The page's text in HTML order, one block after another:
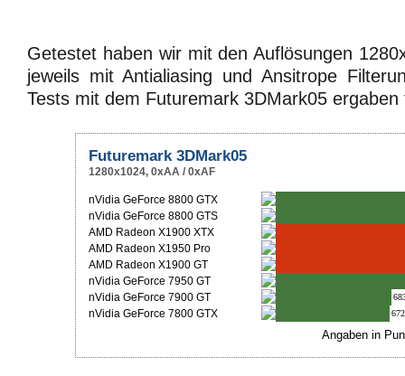
Getestet haben wir mit den Auflösungen
jeweils mit Antialiasing und Ansitrope
Tests mit dem Futuremark 3DMark05
Futuremark 3DMark05
1280x1024, 0xAA / 0xAF
nVidia GeForce 8800 GTX
nVidia GeForce 8800 GTS
AMD Radeon X1900 XTX
AMD Radeon X1950 Pro
AMD Radeon X1900 GT
nVidia GeForce 7950 GT
nVidia GeForce 7900 GT
nVidia GeForce 7800 GTX
Angaben in